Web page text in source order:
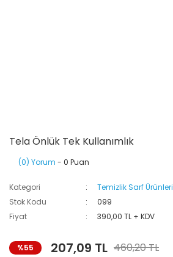
Tela Önlük Tek Kullanımlık
(0) Yorum - 0 Puan
Kategori
Temizlik Sarf Ürünleri
Stok Kodu
099
Fiyat
390,00 TL + KDV
%55 207,09 TL 460,20 TL